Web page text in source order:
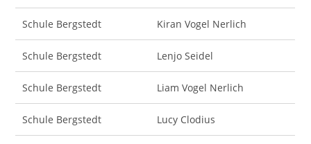
Schule Bergstedt Kiran Vogel Nerlich
Schule Bergstedt Lenjo Seidel
Schule Bergstedt Liam Vogel Nerlich
Schule Bergstedt Lucy Clodius